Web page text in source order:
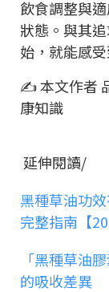
飲食調整與
狀態。與其
始，就能感
✍ 本文作者
康知識
延伸閱讀/
黑種草油功
完整指南【
「黑種草油
的吸收差異